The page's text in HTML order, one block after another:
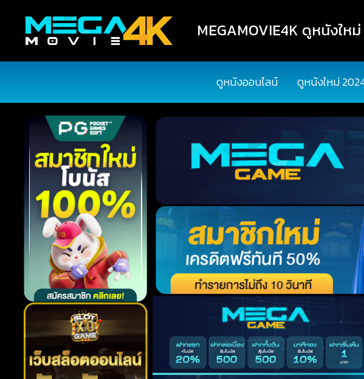
MEGAMOVIE4K ดูหนังใ
ดูหนังออนไลน์ ดูหนังใหม่